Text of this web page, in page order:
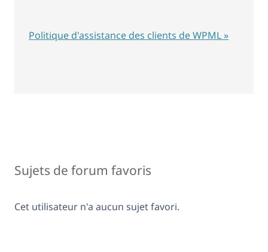
Sujets de forum favoris
Cet utilisateur n'a aucun sujet favori.
Politique d'assistance des clients de WPML »